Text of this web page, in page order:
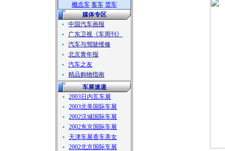
概念车 客车 货车
媒体专区
中国汽车画报
广东卫视《车周刊》
汽车与驾驶维修
北京青年报
汽车之友
精品购物指南
车展速递
2003日内瓦车展
2003北美国际车展
2002汉城国际车展
2002东京国际车展
天津车展香车美女
2002北京国际车展